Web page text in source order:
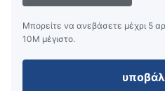
Μπορείτε να ανεβάσετε μέχρι 5
10M μέγιστο.